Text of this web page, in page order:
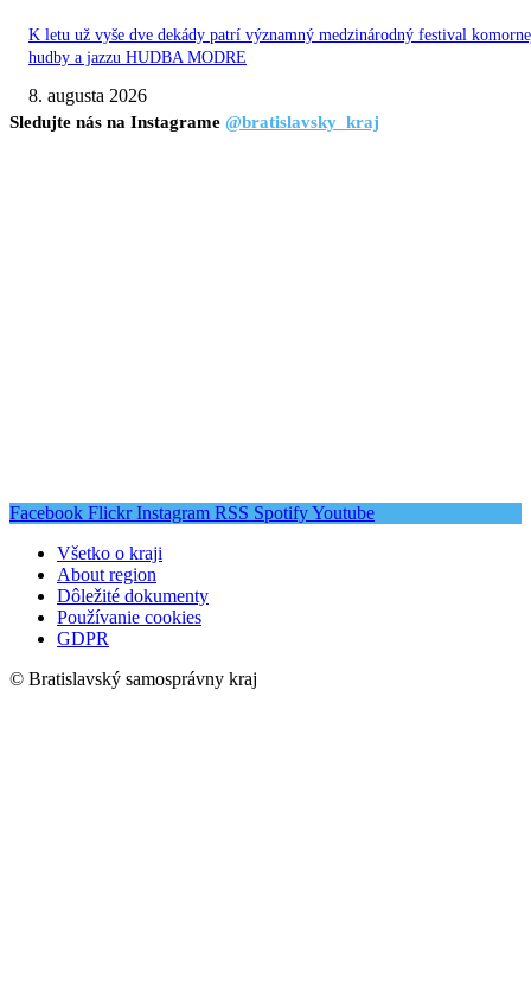
K letu už vyše dve dekády patrí významný medzinárodný festival
hudby a jazzu HUDBA MODRE
8. augusta 2026
Sledujte nás na Instagrame @bratislavsky_kraj
Facebook Flickr Instagram RSS SpotifyYoutube
Všetko o kraji
About region
Dôležité dokumenty
Používanie cookies
GDPR
© Bratislavský samosprávny kraj